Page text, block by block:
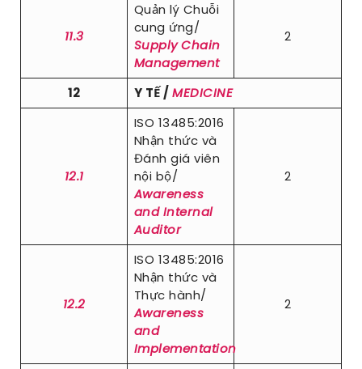
11.3
Quản lý Chuỗi
cung ứng/
Supply Chain
Management
2
12 Y TẾ / MEDICINE
12.1
ISO 13485:2016
Nhận thức và
Đánh giá viên
nội bộ/
Awareness
and Internal
Auditor
2
12.2
ISO 13485:2016
Nhận thức và
Thực hành/
Awareness
and
Implementation
2